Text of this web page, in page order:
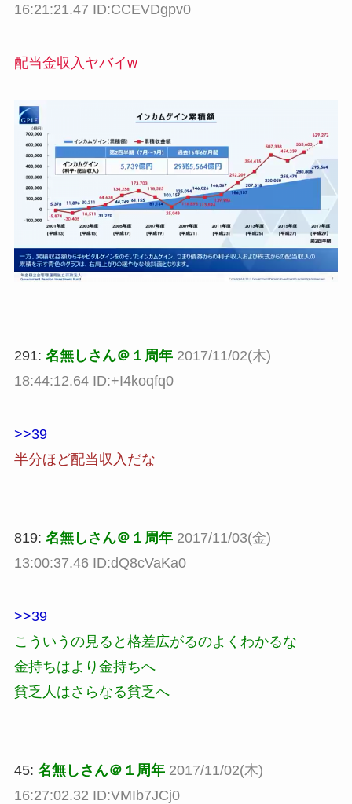
16:21:21.47 ID:CCEVDgpv0
配当金収入ヤバイw
291: 名無しさん＠１周年 2017/11/02(木)
18:44:12.64 ID:+I4koqfq0
>>39
半分ほど配当収入だな
819: 名無しさん＠１周年 2017/11/03(金)
13:00:37.46 ID:dQ8cVaKa0
>>39
こういうの見ると格差広がるのよくわかるな
金持ちはより金持ちへ
貧乏人はさらなる貧乏へ
45: 名無しさん＠１周年 2017/11/02(木)
16:27:02.32 ID:VMIb7JCj0